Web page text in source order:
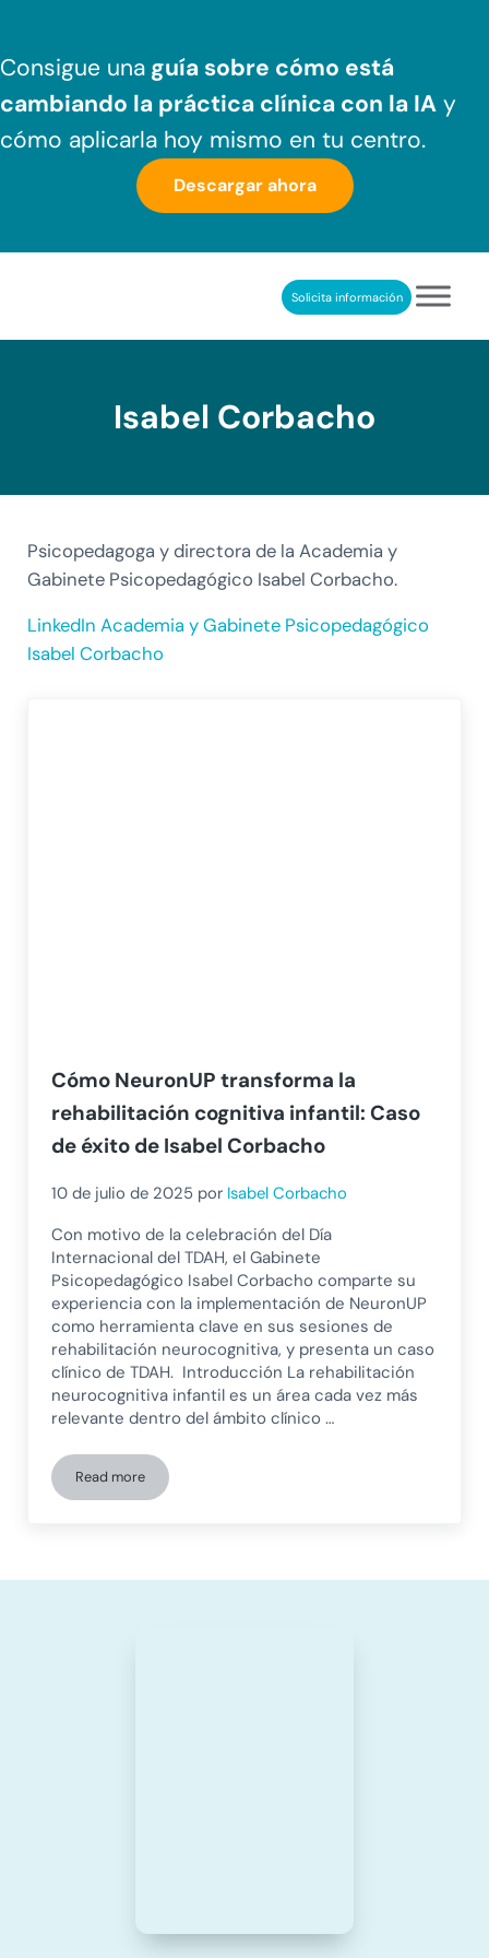
Consigue una guía sobre cómo está
cambiando la práctica clínica con la IA y
cómo aplicarla hoy mismo en tu centro.
Descargar ahora
REHABILITACIÓN COGNITIVA PROFESIONALSolicita información
Isabel Corbacho
Psicopedagoga y directora de la Academia y
Gabinete Psicopedagógico Isabel Corbacho.
LinkedIn Academia y Gabinete Psicopedagógico
Isabel Corbacho
Cómo NeuronUP transforma la
rehabilitación cognitiva infantil: Caso
de éxito de Isabel Corbacho
10 de julio de 2025 por Isabel Corbacho
Con motivo de la celebración del Día
Internacional del TDAH, el Gabinete
Psicopedagógico Isabel Corbacho comparte su
experiencia con la implementación de NeuronUP
como herramienta clave en sus sesiones de
rehabilitación neurocognitiva, y presenta un caso
clínico de TDAH. Introducción La rehabilitación
neurocognitiva infantil es un área cada vez más
relevante dentro del ámbito clínico …
Read moreCómo NeuronUP transforma la rehabilitación cognitiva